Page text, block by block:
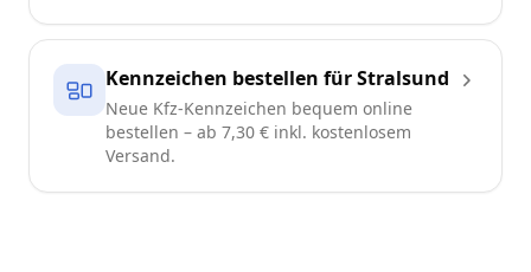
Kennzeichen bestellen für Stralsund
Neue Kfz-Kennzeichen bequem online
bestellen – ab 7,30 € inkl. kostenlosem
Versand.